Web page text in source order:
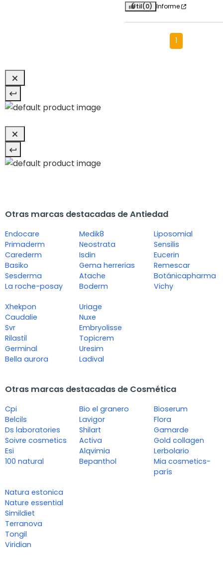
Útil(0) Informe
1
Otras marcas destacadas de Antiedad
Endocare
Primaderm
Carederm
Basiko
Sesderma
La roche-posay
Medik8
Neostrata
Isdin
Gema herrerias
Atache
Boderm
Liposomial
Sensilis
Eucerin
Remescar
Botánicapharma
Vichy
Xhekpon
Caudalie
Svr
Rilastil
Germinal
Bella aurora
Uriage
Nuxe
Embryolisse
Topicrem
Uresim
Ladival
Otras marcas destacadas de Cosmética
Cpi
Belcils
Ds laboratories
Soivre cosmetics
Esi
100 natural
Bio el granero
Lavigor
Shilart
Activa
Alqvimia
Bepanthol
Bioserum
Flora
Gamarde
Gold collagen
Lerbolario
Mia cosmetics-
parís
Natura estonica
Nature essential
Simildiet
Terranova
Tongil
Viridian